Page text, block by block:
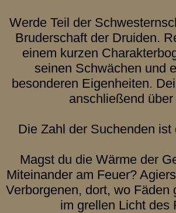
Werde Teil der
Bruderschaft der Druiden.
einem kurzen
seinen Schwächen und
besonderen Eigenheiten.
anschließend
Die Zahl der Suchenden
Magst du die Wärme der
Miteinander am Feuer?
Verborgenen, dort, wo Fäden
im grellen Licht des